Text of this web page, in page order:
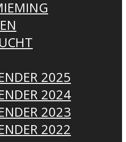
2025
2024
2023
2022